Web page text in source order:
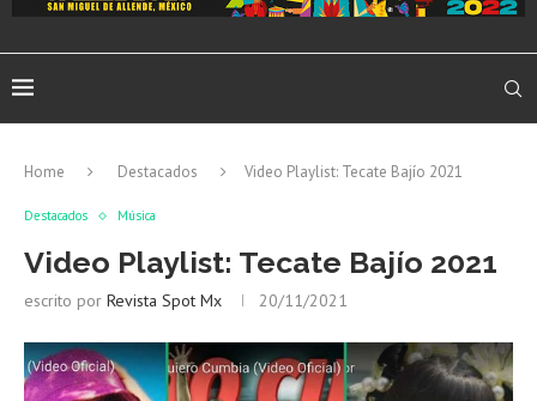
Home Destacados Video Playlist: Tecate Bajío 2021
Destacados Música
Video Playlist: Tecate Bajío 2021
escrito por Revista Spot Mx 20/11/2021